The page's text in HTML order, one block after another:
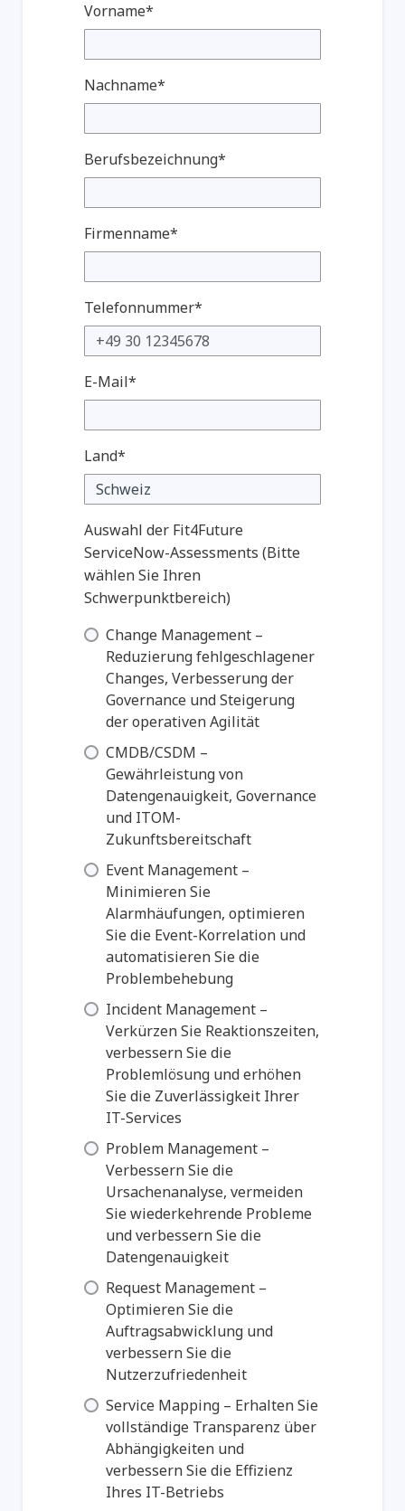
Vorname*
Nachname*
Berufsbezeichnung*
Firmenname*
Telefonnummer*
E-Mail*
Land*
Auswahl der Fit4Future
ServiceNow-Assessments (Bitte
wählen Sie Ihren
Schwerpunktbereich)
Change Management –
Reduzierung fehlgeschlagener
Changes, Verbesserung der
Governance und Steigerung
der operativen Agilität
CMDB/CSDM –
Gewährleistung von
Datengenauigkeit, Governance
und ITOM-
Zukunftsbereitschaft
Event Management –
Minimieren Sie
Alarmhäufungen, optimieren
Sie die Event-Korrelation und
automatisieren Sie die
Problembehebung
Incident Management –
Verkürzen Sie Reaktionszeiten,
verbessern Sie die
Problemlösung und erhöhen
Sie die Zuverlässigkeit Ihrer
IT-Services
Problem Management –
Verbessern Sie die
Ursachenanalyse, vermeiden
Sie wiederkehrende Probleme
und verbessern Sie die
Datengenauigkeit
Request Management –
Optimieren Sie die
Auftragsabwicklung und
verbessern Sie die
Nutzerzufriedenheit
Service Mapping – Erhalten Sie
vollständige Transparenz über
Abhängigkeiten und
verbessern Sie die Effizienz
Ihres IT-Betriebs